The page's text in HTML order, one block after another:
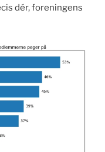
dér, foreningens